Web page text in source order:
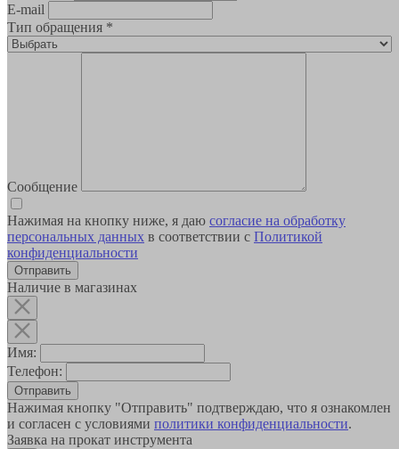
E-mail
Тип обращения *
Сообщение
Нажимая на кнопку ниже, я даю согласие на обработку
персональных данных в соответствии с Политикой
конфиденциальности
Наличие в магазинах
Имя:
Телефон:
Отправить
Нажимая кнопку "Отправить" подтверждаю, что я ознакомлен
и согласен с условиями политики конфиденциальности.
Заявка на прокат инструмента